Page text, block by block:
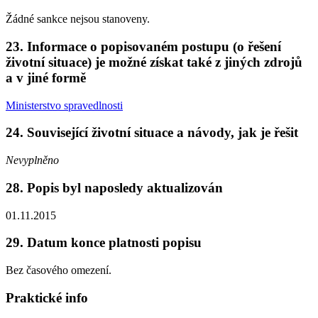
Žádné sankce nejsou stanoveny.
23. Informace o popisovaném postupu (o řešení
životní situace) je možné získat také z jiných zdrojů
a v jiné formě
Ministerstvo spravedlnosti
24. Související životní situace a návody, jak je řešit
Nevyplněno
28. Popis byl naposledy aktualizován
01.11.2015
29. Datum konce platnosti popisu
Bez časového omezení.
Praktické info